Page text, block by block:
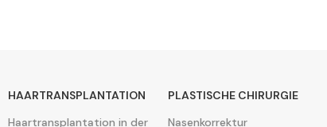
HAARTRANSPLANTATION
Haartransplantation in der
PLASTISCHE CHIRURGIE
Nasenkorrektur